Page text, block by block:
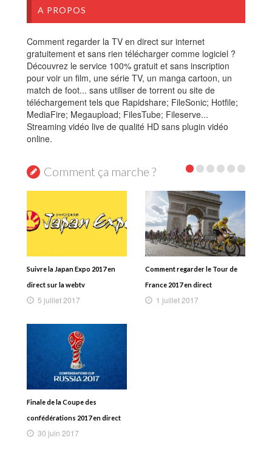
A PROPOS
Comment regarder la TV en direct sur internet
gratuitement et sans rien télécharger comme logiciel ?
Découvrez le service 100% gratuit et sans inscription
pour voir un film, une série TV, un manga cartoon, un
match de foot... sans utiliser de torrent ou site de
téléchargement tels que Rapidshare; FileSonic; Hotfile;
MediaFire; Megaupload; FilesTube; Fileserve...
Streaming vidéo live de qualité HD sans plugin vidéo
online.
Comment ça marche ?
Suivre la Japan Expo 2017 en
direct sur la webtv
5 juillet 2017
Comment regarder le Tour de
France 2017 en direct
1 juillet 2017
Finale de la Coupe des
confédérations 2017 en direct
30 juin 2017